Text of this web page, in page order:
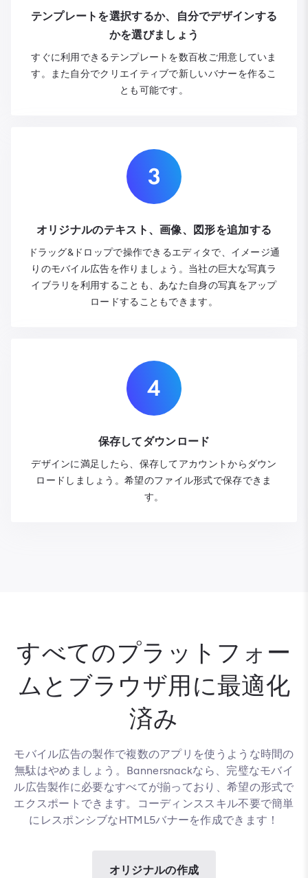
テンプレートを選択するか、自分でデザインする
かを選びましょう
すぐに利用できるテンプレートを数百枚ご用意していま
す。また自分でクリエイティブで新しいバナーを作るこ
とも可能です。
オリジナルのテキスト、画像、図形を追加する
ドラッグ&ドロップで操作できるエディタで、イメージ通
りのモバイル広告を作りましょう。当社の巨大な写真ラ
イブラリを利用することも、あなた自身の写真をアップ
ロードすることもできます。
保存してダウンロード
デザインに満足したら、保存してアカウントからダウン
ロードしましょう。希望のファイル形式で保存できま
す。
すべてのプラットフォー
ムとブラウザ用に最適化
済み
モバイル広告の製作で複数のアプリを使うような時間の
無駄はやめましょう。Bannersnackなら、完璧なモバイ
ル広告製作に必要なすべてが揃っており、希望の形式で
エクスポートできます。コーディンススキル不要で簡単
にレスポンシブなHTML5バナーを作成できます！
オリジナルの作成